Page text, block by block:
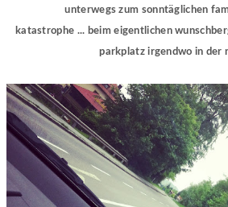
unterwegs zum sonntäglichen
katastrophe ... beim eigentlichen
parkplatz irgendwo in der